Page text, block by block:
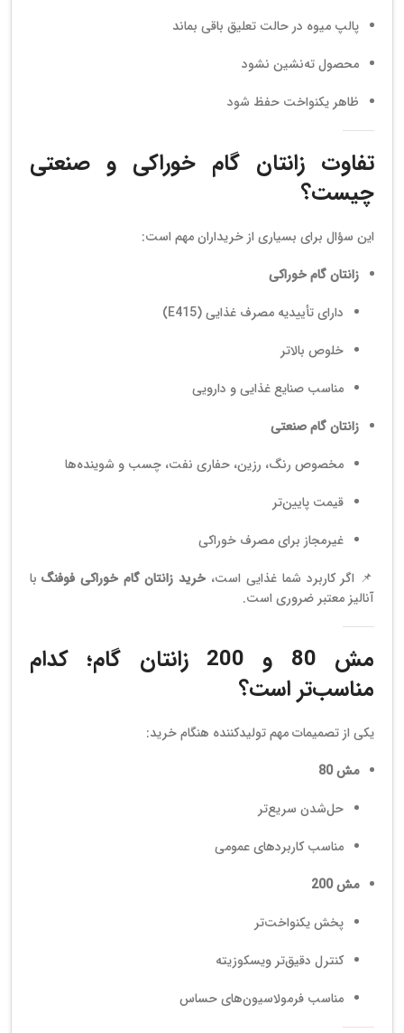
پالپ میوه در حالت تعلیق باقی بماند
محصول ته‌نشین نشود
ظاهر یکنواخت حفظ شود
تفاوت زانتان گام خوراکی و صنعتی
چیست؟
این سؤال برای بسیاری از خریداران مهم است:
زانتان گام خوراکی
دارای تأییدیه مصرف غذایی (E415)
خلوص بالاتر
مناسب صنایع غذایی و دارویی
زانتان گام صنعتی
مخصوص رنگ، رزین، حفاری نفت، چسب و شوینده‌ها
قیمت پایین‌تر
غیرمجاز برای مصرف خوراکی
📌 اگر کاربرد شما غذایی است، خرید زانتان گام خوراکی فوفنگ با
آنالیز معتبر ضروری است.
مش 80 و 200 زانتان گام؛ کدام
مناسب‌تر است؟
یکی از تصمیمات مهم تولیدکننده هنگام خرید:
مش 80
حل‌شدن سریع‌تر
مناسب کاربردهای عمومی
مش 200
پخش یکنواخت‌تر
کنترل دقیق‌تر ویسکوزیته
مناسب فرمولاسیون‌های حساس